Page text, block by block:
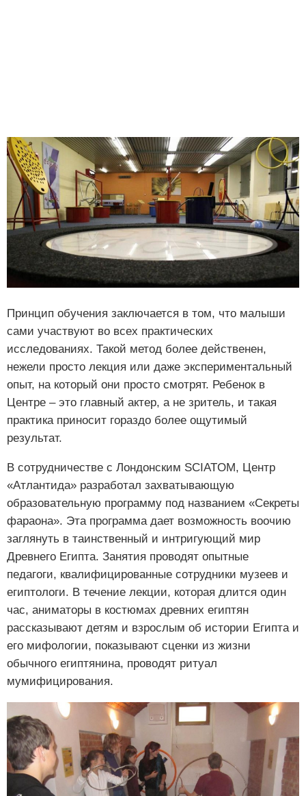
Принцип обучения заключается в том, что малыши
сами участвуют во всех практических
исследованиях. Такой метод более действенен,
нежели просто лекция или даже экспериментальный
опыт, на который они просто смотрят. Ребенок в
Центре – это главный актер, а не зритель, и такая
практика приносит гораздо более ощутимый
результат.
В сотрудничестве с Лондонским SCIATOM, Центр
«Атлантида» разработал захватывающую
образовательную программу под названием «Секреты
фараона». Эта программа дает возможность воочию
заглянуть в таинственный и интригующий мир
Древнего Египта. Занятия проводят опытные
педагоги, квалифицированные сотрудники музеев и
египтологи. В течение лекции, которая длится один
час, аниматоры в костюмах древних египтян
рассказывают детям и взрослым об истории Египта и
его мифологии, показывают сценки из жизни
обычного египтянина, проводят ритуал
мумифицирования.